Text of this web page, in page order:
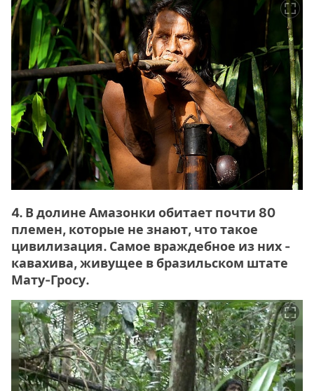
4. В долине Амазонки обитает почти 80
племен, которые не знают, что такое
цивилизация. Самое враждебное из них -
кавахива, живущее в бразильском штате
Мату-Гросу.